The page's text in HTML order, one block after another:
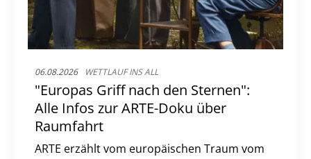
06.08.2026 WETTLAUF INS ALL
"Europas Griff nach den Sternen":
Alle Infos zur ARTE-Doku über
Raumfahrt
ARTE erzählt vom europäischen Traum vom